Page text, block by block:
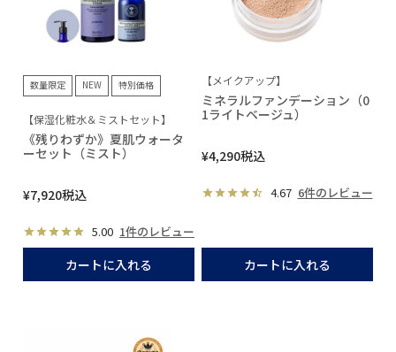
数量限定 NEW 特別価格
【保湿化粧水＆ミストセット】
《残りわずか》夏肌ウォータ
ーセット（ミスト）
¥7,920税込
5.00 1件のレビュー
カートに入れる
【メイクアップ】
ミネラルファンデーション（0
1ライトベージュ）
¥4,290税込
4.67 6件のレビュー
カートに入れる